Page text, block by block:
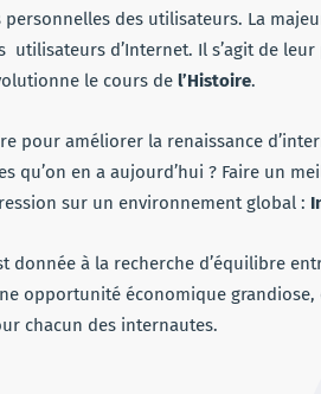
personnelles des utilisateurs. La
utilisateurs d’Internet. Il s’agit de
le cours de l’Histoire.
pour améliorer la renaissance
qu’on en a aujourd’hui ? Faire un
sur un environnement global :
donnée à la recherche d’équilibre
opportunité économique
chacun des internautes.